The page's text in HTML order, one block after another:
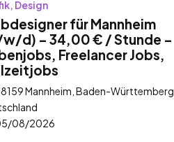
Design
für Mannheim
d) – 34,00 € / Stunde –
Freelancer Jobs,
Mannheim, Baden-Württemberg,
08/2026